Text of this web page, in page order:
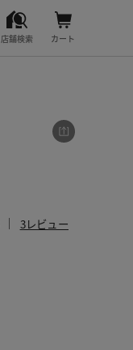
店舗検索 カート
3レビュー